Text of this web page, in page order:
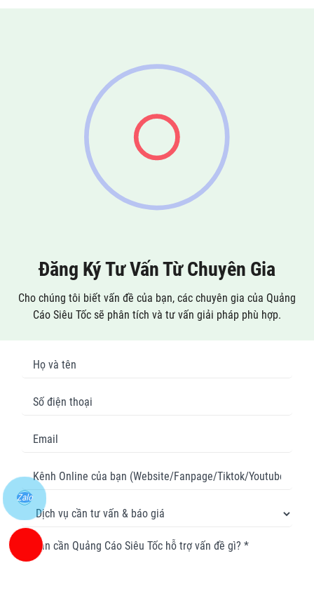
Đăng Ký Tư Vấn Từ Chuyên Gia
Cho chúng tôi biết vấn đề của bạn, các chuyên gia của Quảng
Cáo Siêu Tốc sẽ phân tích và tư vấn giải pháp phù hợp.
Zalo